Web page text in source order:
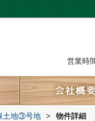
営業時
土地③号地 > 物件詳細